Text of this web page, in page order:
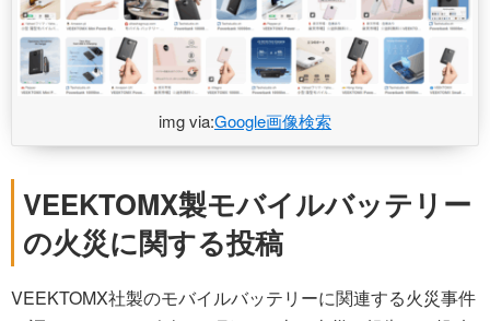
img via:Google画像検索
VEEKTOMX製モバイルバッテリー
の火災に関する投稿
VEEKTOMX社製のモバイルバッテリーに関連する火災事件